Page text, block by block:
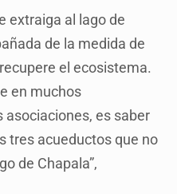
extraiga al lago de
de la medida de
el ecosistema.
en muchos
es saber
tres acueductos que no
de Chapala”,